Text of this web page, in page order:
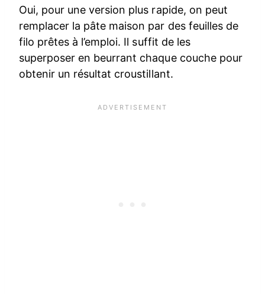
Oui, pour une version plus rapide, on peut
remplacer la pâte maison par des feuilles de
filo prêtes à l’emploi. Il suffit de les
superposer en beurrant chaque couche pour
obtenir un résultat croustillant.